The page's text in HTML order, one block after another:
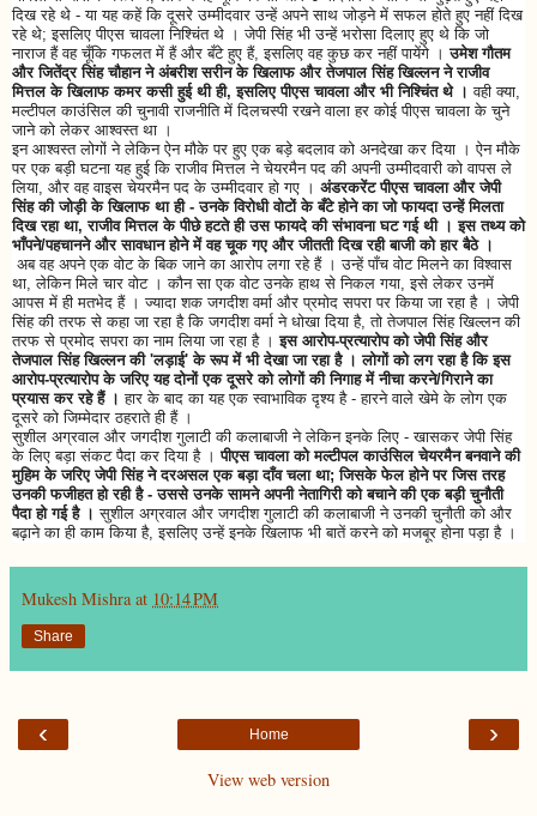
दिख रहे थे - या यह कहें कि दूसरे उम्मीदवार उन्हें अपने साथ जोड़ने में सफल होते हुए नहीं दिख
रहे थे; इसलिए पीएस चावला निश्चिंत थे । जेपी सिंह भी उन्हें भरोसा दिलाए हुए थे कि जो
नाराज हैं वह चूँकि गफलत में हैं और बँटे हुए हैं, इसलिए वह कुछ कर नहीं पायेंगे ।उमेश गौतम
और जितेंद्र सिंह चौहान ने अंबरीश सरीन के खिलाफ और तेजपाल सिंह खिल्लन ने राजीव
मित्तल के खिलाफ कमर कसी हुई थी ही, इसलिए पीएस चावला और भी निश्चिंत थे । वही क्या,
मल्टीपल काउंसिल की चुनावी राजनीति में दिलचस्पी रखने वाला हर कोई पीएस चावला के चुने
जाने को लेकर आश्वस्त था ।
इन आश्वस्त लोगों ने लेकिन ऐन मौके पर हुए एक बड़े बदलाव को अनदेखा कर दिया । ऐन मौके
पर एक बड़ी घटना यह हुई कि राजीव मित्तल ने चेयरमैन पद की अपनी उम्मीदवारी को वापस ले
लिया, और वह वाइस चेयरमैन पद के उम्मीदवार हो गए । अंडरकरेंट पीएस चावला और जेपी
सिंह की जोड़ी के खिलाफ था ही - उनके विरोधी वोटों के बँटे होने का जो फायदा उन्हें मिलता
दिख रहा था, राजीव मित्तल के पीछे हटते ही उस फायदे की संभावना घट गई थी । इस तथ्य को
भाँपने/पहचानने और सावधान होने में वह चूक गए और जीतती दिख रही बाजी को हार बैठे ।
अब वह अपने एक वोट के बिक जाने का आरोप लगा रहे हैं । उन्हें पाँच वोट मिलने का विश्वास
था, लेकिन मिले चार वोट । कौन सा एक वोट उनके हाथ से निकल गया, इसे लेकर उनमें
आपस में ही मतभेद हैं । ज्यादा शक जगदीश वर्मा और प्रमोद सपरा पर किया जा रहा है । जेपी
सिंह की तरफ से कहा जा रहा है कि जगदीश वर्मा ने धोखा दिया है, तो तेजपाल सिंह खिल्लन की
तरफ से प्रमोद सपरा का नाम लिया जा रहा है ।इस आरोप-प्रत्यारोप को जेपी सिंह और
तेजपाल सिंह खिल्लन की 'लड़ाई' के रूप में भी देखा जा रहा है । लोगों को लग रहा है कि इस
आरोप-प्रत्यारोप के जरिए यह दोनों एक दूसरे को लोगों की निगाह में नीचा करने/गिराने का
प्रयास कर रहे हैं । हार के बाद का यह एक स्वाभाविक दृश्य है - हारने वाले खेमे के लोग एक
दूसरे को जिम्मेदार ठहराते ही हैं ।
सुशील अग्रवाल और जगदीश गुलाटी की कलाबाजी ने लेकिन इनके लिए - खासकर जेपी सिंह
के लिए बड़ा संकट पैदा कर दिया है ।पीएस चावला को मल्टीपल काउंसिल चेयरमैन बनवाने की
मुहिम के जरिए जेपी सिंह ने दरअसल एक बड़ा दाँव चला था; जिसके फेल होने पर जिस तरह
उनकी फजीहत हो रही है - उससे उनके सामने अपनी नेतागिरी को बचाने की एक बड़ी चुनौती
पैदा हो गई है । सुशील अग्रवाल और जगदीश गुलाटी की कलाबाजी ने उनकी चुनौती को और
बढ़ाने का ही काम किया है, इसलिए उन्हें इनके खिलाफ भी बातें करने को मजबूर होना पड़ा है ।
Mukesh Mishra at 10:14 PM
Share
‹ ›
Home
View web version